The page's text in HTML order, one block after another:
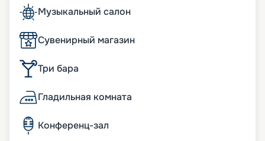
Музыкальный салон
Сувенирный магазин
Три бара
Гладильная комната
Конференц-зал